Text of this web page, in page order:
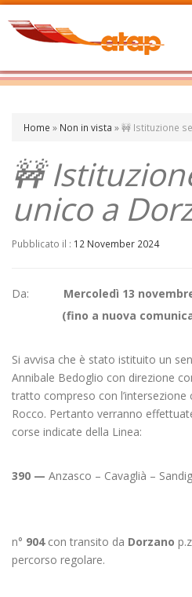
Home » Non in vista »🚧 Istituzione
🚧
unico a
Pubblicato il : 12 November 2024
Da: Mercoledì 13
(fino a nuova
Si avvisa che è stato istituito un
Annibale Bedoglio con direzione
tratto compreso con l’intersezione
Rocco. Pertanto verranno
corse indicate della Linea:
390 — Anzasco – Cavaglià –
n° 904 con transito da Dorzano
percorso regolare.